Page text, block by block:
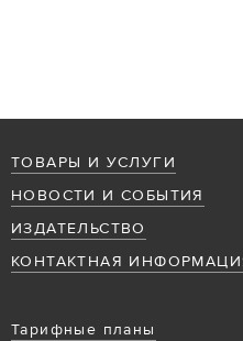
ТОВАРЫ И УСЛУГИ
НОВОСТИ И СОБЫТИЯ
ИЗДАТЕЛЬСТВО
КОНТАКТНАЯ
Тарифные планы